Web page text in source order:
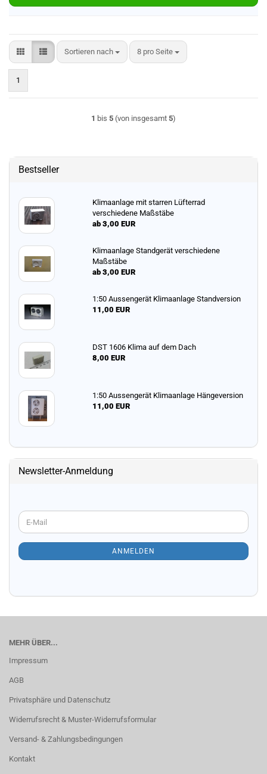
Sortieren nach
Sortieren nach 8 pro Seite
pro Seite
1
1 bis 5 (von insgesamt 5)
Bestseller
Klimaanlage mit starren Lüfterrad
verschiedene Maßstäbe
ab 3,00 EUR
Klimaanlage Standgerät verschiedene
Maßstäbe
ab 3,00 EUR
1:50 Aussengerät Klimaanlage Standversion
11,00 EUR
DST 1606 Klima auf dem Dach
8,00 EUR
1:50 Aussengerät Klimaanlage Hängeversion
11,00 EUR
Newsletter-Anmeldung
WEITER
ZUR
ANMELDUNG
E-
Mail
ANMELDEN
MEHR ÜBER...
Impressum
AGB
Privatsphäre und Datenschutz
Widerrufsrecht & Muster-Widerrufsformular
Versand- & Zahlungsbedingungen
Kontakt